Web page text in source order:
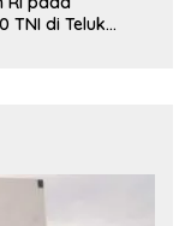
TNI di Teluk